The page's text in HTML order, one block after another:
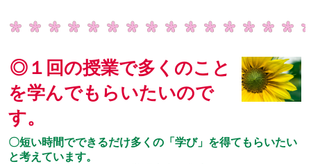
◎１回の授業で多くのこと
を学んでもらいたいので
す。
〇短い時間でできるだけ多くの「学び」を得てもらいたい
と考えています。